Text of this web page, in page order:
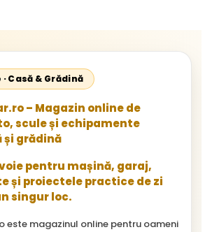
· Casă & Grădină
– Magazin online de
scule și echipamente
și grădină
pentru mașină, garaj,
și proiectele practice de zi
singur loc.
este magazinul online pentru oameni